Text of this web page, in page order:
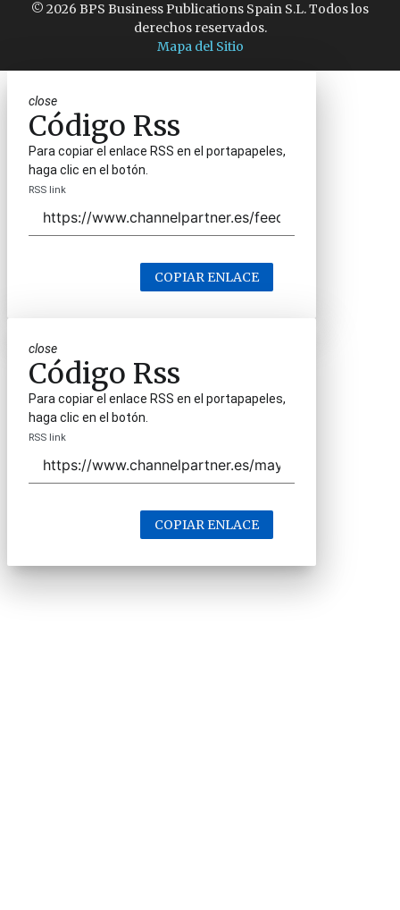
© 2026 BPS Business Publications Spain S.L. Todos los
derechos reservados.
Mapa del Sitio
close
Código Rss
Para copiar el enlace RSS en el portapapeles,
haga clic en el botón.
RSS link
COPIAR ENLACE
close
Código Rss
Para copiar el enlace RSS en el portapapeles,
haga clic en el botón.
RSS link
COPIAR ENLACE